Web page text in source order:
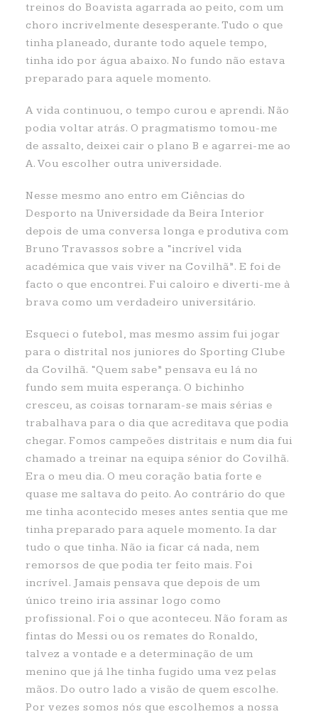
treinos do Boavista agarrada ao peito, com um
choro incrivelmente desesperante. Tudo o que
tinha planeado, durante todo aquele tempo,
tinha ido por água abaixo. No fundo não estava
preparado para aquele momento.
A vida continuou, o tempo curou e aprendi. Não
podia voltar atrás. O pragmatismo tomou-me
de assalto, deixei cair o plano B e agarrei-me ao
A. Vou escolher outra universidade.
Nesse mesmo ano entro em Ciências do
Desporto na Universidade da Beira Interior
depois de uma conversa longa e produtiva com
Bruno Travassos sobre a “incrível vida
académica que vais viver na Covilhã”. E foi de
facto o que encontrei. Fui caloiro e diverti-me à
brava como um verdadeiro universitário.
Esqueci o futebol, mas mesmo assim fui jogar
para o distrital nos juniores do Sporting Clube
da Covilhã. “Quem sabe” pensava eu lá no
fundo sem muita esperança. O bichinho
cresceu, as coisas tornaram-se mais sérias e
trabalhava para o dia que acreditava que podia
chegar. Fomos campeões distritais e num dia fui
chamado a treinar na equipa sénior do Covilhã.
Era o meu dia. O meu coração batia forte e
quase me saltava do peito. Ao contrário do que
me tinha acontecido meses antes sentia que me
tinha preparado para aquele momento. Ia dar
tudo o que tinha. Não ia ficar cá nada, nem
remorsos de que podia ter feito mais. Foi
incrível. Jamais pensava que depois de um
único treino iria assinar logo como
profissional. Foi o que aconteceu. Não foram as
fintas do Messi ou os remates do Ronaldo,
talvez a vontade e a determinação de um
menino que já lhe tinha fugido uma vez pelas
mãos. Do outro lado a visão de quem escolhe.
Por vezes somos nós que escolhemos a nossa